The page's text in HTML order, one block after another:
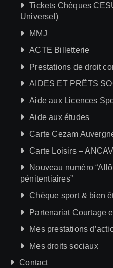
Tickets Chèques
Universel)
MMJ
ACTE Billetterie
Prestations de droit
AIDES ET PRÊTS
Aide aux Licences
Aide aux études
Carte Cezam
Carte Loisirs –
Nouveau numéro
pénitentiaires”
Chèque sport & bien
Partenariat Courtage
Mes prestations
Mes droits sociaux
Contact